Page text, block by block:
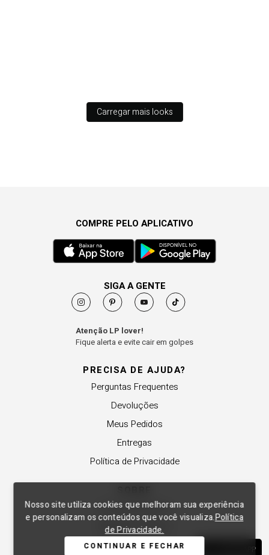
WHATSAPP
Nosso site utiliza cookies que melhoram sua experiência
e personalizam os conteúdos que você visualiza.Política
de Privacidade.
CONTINUAR E FECHAR
Carregar mais looks
PRECISA DE AJUDA?
Perguntas Frequentes
Devoluções
Meus Pedidos
Entregas
Política de Privacidade
A Lança Perfume
Revender a Marca
Trabalhe Conosco
COMPRE PELO APLICATIVO
SIGA A GENTE
Atenção LP lover!
Fique alerta e evite cair em golpes